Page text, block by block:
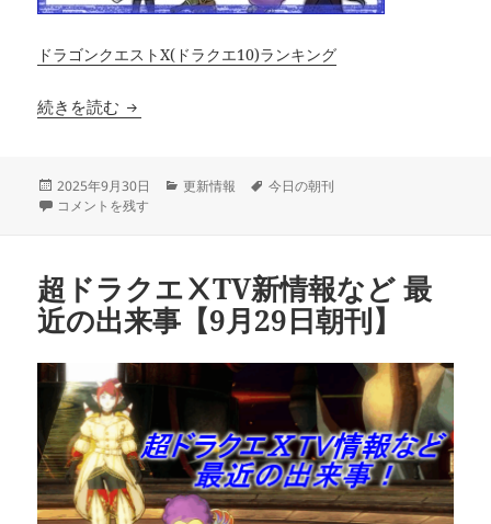
ドラゴンクエストX(ドラクエ10)ランキング
続きを読む プレゼントのじゅもんも！月末注意報！【9月30
投
稿
2025年9月30日
カ
更新情報
タ
今日の朝刊
プレゼントのじゅもんも！月末注意報！【9月30日朝刊】 に
コメントを残す
超ドラクエⅩTV新情報など 最
近の出来事【9月29日朝刊】